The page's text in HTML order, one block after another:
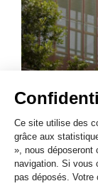
Ce site utilise des
grâce aux
», nous déposeront
navigation. Si vous
pas déposés. Votre
CENTRE